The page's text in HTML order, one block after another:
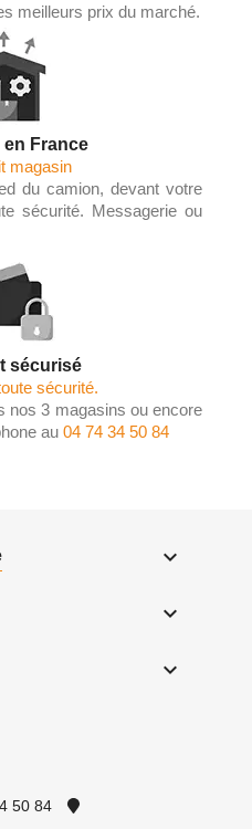
meilleurs prix du marché.
France
magasin
du camion, devant votre
sécurité. Messagerie ou
sécurisé
sécurité.
nos 3 magasins ou encore
au 04 74 34 50 84



50 84